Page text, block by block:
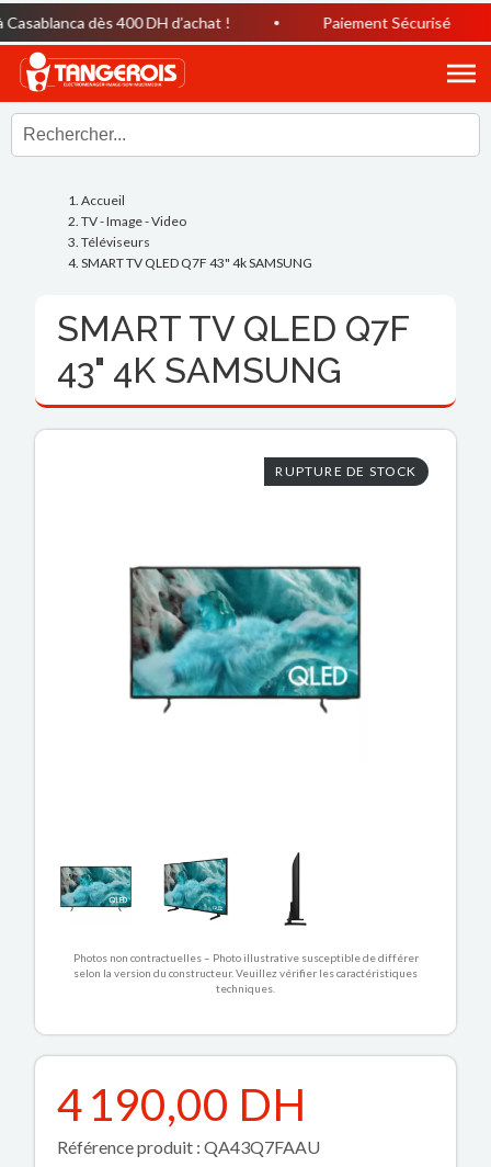
dès 400 DH d’achat ! Paiement Sécurisé
Accueil
TV - Image - Video
Téléviseurs
SMART TV QLED Q7F 43" 4k SAMSUNG
SMART TV QLED Q7F
43" 4K SAMSUNG
RUPTURE DE STOCK
Photos non contractuelles – Photo illustrative susceptible de différer
selon la version du constructeur. Veuillez vérifier les caractéristiques
techniques.
4 190,00 DH
Référence produit : QA43Q7FAAU